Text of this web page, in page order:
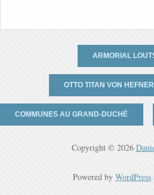
ARMORIAL
OTTO TITAN VON
COMMUNES AU GRAND-DUCHÉ
Copyright © 2026
Powered by WordPress